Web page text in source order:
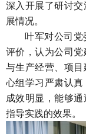
深入开展了研讨
展情况。
叶军对公司
评价，认为公司
与生产经营、项
心组学习严肃认
成效明显，能够
指导实践的效果。